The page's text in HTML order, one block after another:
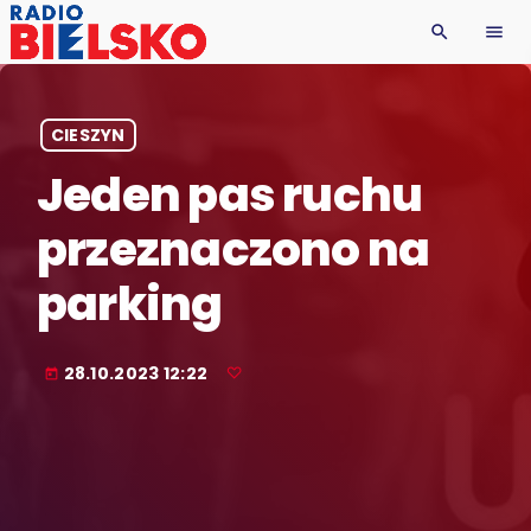
search menu
CIESZYN
Jeden pas ruchu
przeznaczono na
parking
today 28.10.2023 12:22